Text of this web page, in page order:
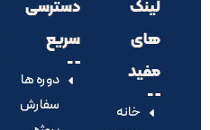
لینک
های
مفید
خانه
دسترسی
سریع
دوره ها
سفارش